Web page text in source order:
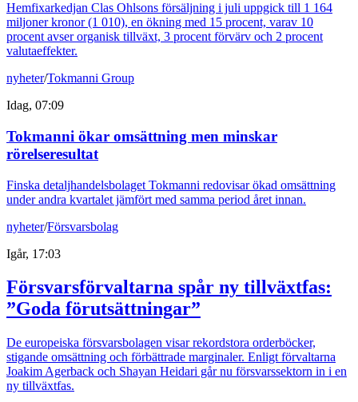
Hemfixarkedjan Clas Ohlsons försäljning i juli uppgick till 1 164
miljoner kronor (1 010), en ökning med 15 procent, varav 10
procent avser organisk tillväxt, 3 procent förvärv och 2 procent
valutaeffekter.
nyheter/Tokmanni Group
Idag, 07:09
Tokmanni ökar omsättning men minskar
rörelseresultat
Finska detaljhandelsbolaget Tokmanni redovisar ökad omsättning
under andra kvartalet jämfört med samma period året innan.
nyheter/Försvarsbolag
Igår, 17:03
Försvarsförvaltarna spår ny tillväxtfas:
”Goda förutsättningar”
De europeiska försvarsbolagen visar rekordstora orderböcker,
stigande omsättning och förbättrade marginaler. Enligt förvaltarna
Joakim Agerback och Shayan Heidari går nu försvarssektorn in i en
ny tillväxtfas.